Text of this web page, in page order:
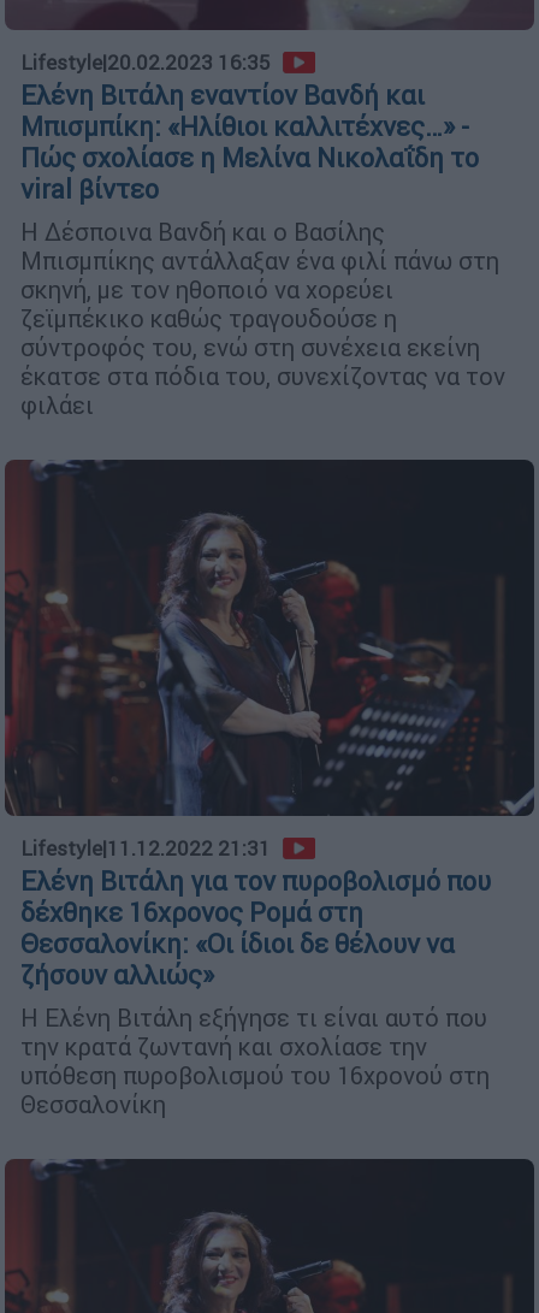
Lifestyle|20.02.2023 16:35
Ελένη Βιτάλη εναντίον Βανδή και
Μπισμπίκη: «Ηλίθιοι καλλιτέχνες…» -
Πώς σχολίασε η Μελίνα Νικολαΐδη το
viral βίντεο
H Δέσποινα Βανδή και ο Βασίλης
Μπισμπίκης αντάλλαξαν ένα φιλί πάνω στη
σκηνή, με τον ηθοποιό να χορεύει
ζεϊμπέκικο καθώς τραγουδούσε η
σύντροφός του, ενώ στη συνέχεια εκείνη
έκατσε στα πόδια του, συνεχίζοντας να τον
φιλάει
Lifestyle|11.12.2022 21:31
Ελένη Βιτάλη για τον πυροβολισμό που
δέχθηκε 16χρονος Ρομά στη
Θεσσαλονίκη: «Οι ίδιοι δε θέλουν να
ζήσουν αλλιώς»
Η Ελένη Βιτάλη εξήγησε τι είναι αυτό που
την κρατά ζωντανή και σχολίασε την
υπόθεση πυροβολισμού του 16χρονού στη
Θεσσαλονίκη